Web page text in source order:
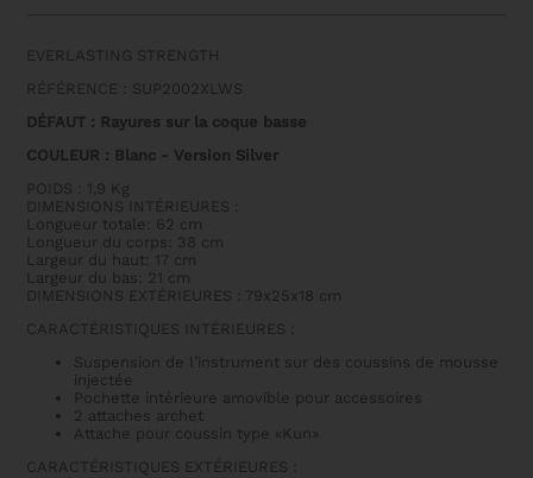
SUPREME
2ND
CHOIX
EVERLASTING STRENGTH
RÉFÉRENCE : SUP2002XLWS
DÉFAUT : Rayures sur la coque basse
COULEUR : Blanc - Version Silver
POIDS : 1,9 Kg
DIMENSIONS INTÉRIEURES :
Longueur totale: 62 cm
Longueur du corps: 38 cm
Largeur du haut: 17 cm
Largeur du bas: 21 cm
DIMENSIONS EXTÉRIEURES : 79x25x18 cm
CARACTÉRISTIQUES INTÉRIEURES :
Suspension de l’instrument sur des coussins de mousse
injectée
Pochette intérieure amovible pour accessoires
2 attaches archet
Attache pour coussin type «Kun»
CARACTÉRISTIQUES EXTÉRIEURES :